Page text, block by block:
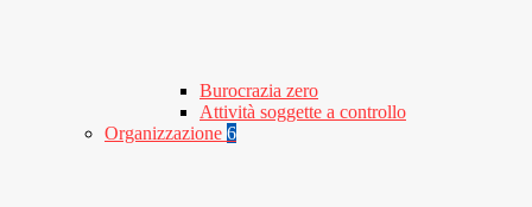
Burocrazia zero
Attività soggette a controllo
Organizzazione 6